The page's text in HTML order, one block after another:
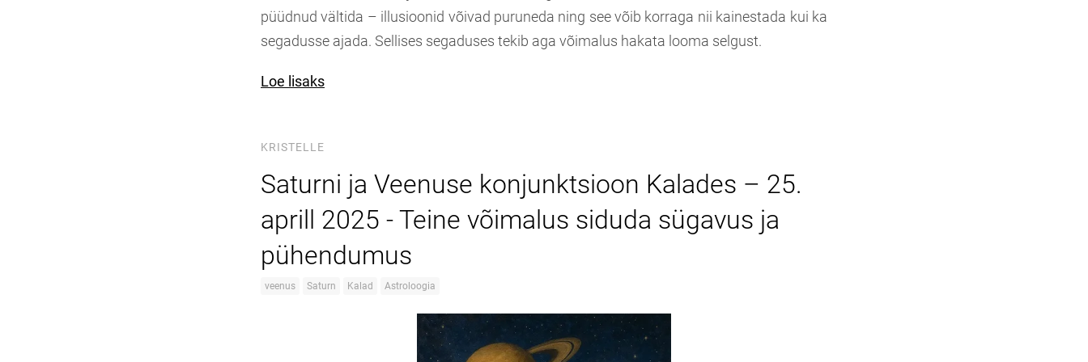
püüdnud vältida – illusioonid võivad puruneda ning see võib korraga nii kainestada kui ka
segadusse ajada. Sellises segaduses tekib aga võimalus hakata looma selgust.
Loe lisaks
KRISTELLE
Saturni ja Veenuse konjunktsioon Kalades – 25.
aprill 2025 - Teine võimalus siduda sügavus ja
pühendumus
veenus Saturn Kalad Astroloogia